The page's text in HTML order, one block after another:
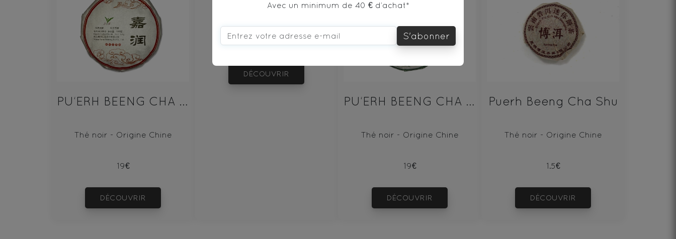
PU‘ERH BEENG CHA SHU 100g
Thé noir - Origine Chine
19€
DÉCOUVRIR
100€
DÉCOUVRIR
PU‘ERH BEENG CHA SHENG 100g
Thé noir - Origine Chine
19€
DÉCOUVRIR
Puerh Beeng Cha Shu
Thé noir - Origine Chine
1.5€
DÉCOUVRIR
Avec un minimum de 40 € d’achat*
S'abonner